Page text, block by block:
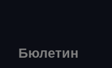
Бюлетин